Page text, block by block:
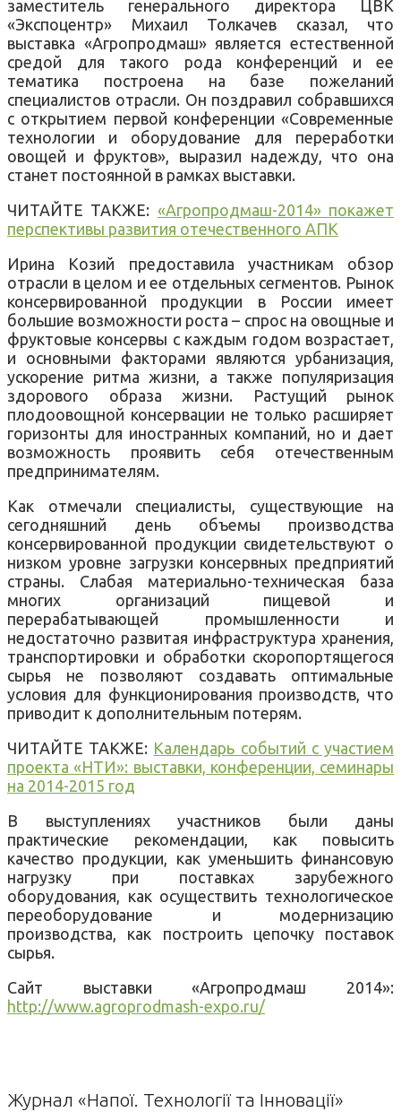
заместитель генерального директора ЦВК
«Экспоцентр» Михаил Толкачев сказал, что
выставка «Агропродмаш» является естественной
средой для такого рода конференций и ее
тематика построена на базе пожеланий
специалистов отрасли. Он поздравил собравшихся
с открытием первой конференции «Современные
технологии и оборудование для переработки
овощей и фруктов», выразил надежду, что она
станет постоянной в рамках выставки.
ЧИТАЙТЕ ТАКЖЕ: «Агропродмаш-2014» покажет
перспективы развития отечественного АПК
Ирина Козий предоставила участникам обзор
отрасли в целом и ее отдельных сегментов. Рынок
консервированной продукции в России имеет
большие возможности роста – спрос на овощные и
фруктовые консервы с каждым годом возрастает,
и основными факторами являются урбанизация,
ускорение ритма жизни, а также популяризация
здорового образа жизни. Растущий рынок
плодоовощной консервации не только расширяет
горизонты для иностранных компаний, но и дает
возможность проявить себя отечественным
предпринимателям.
Как отмечали специалисты, существующие на
сегодняшний день объемы производства
консервированной продукции свидетельствуют о
низком уровне загрузки консервных предприятий
страны. Слабая материально-техническая база
многих организаций пищевой и
перерабатывающей промышленности и
недостаточно развитая инфраструктура хранения,
транспортировки и обработки скоропортящегося
сырья не позволяют создавать оптимальные
условия для функционирования производств, что
приводит к дополнительным потерям.
ЧИТАЙТЕ ТАКЖЕ: Календарь событий с участием
проекта «НТИ»: выставки, конференции, семинары
на 2014-2015 год
В выступлениях участников были даны
практические рекомендации, как повысить
качество продукции, как уменьшить финансовую
нагрузку при поставках зарубежного
оборудования, как осуществить технологическое
переоборудование и модернизацию
производства, как построить цепочку поставок
сырья.
Сайт выставки «Агропродмаш 2014»:
http://www.agroprodmash-expo.ru/
Журнал «Напої. Технології та Інновації»